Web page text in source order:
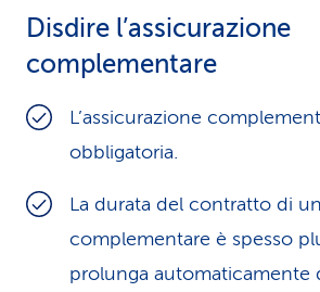
Disdire l’assicurazione
complementare
L’assicurazione
obbligatoria.
La durata del contratto di
complementare è spesso
prolunga automaticamente